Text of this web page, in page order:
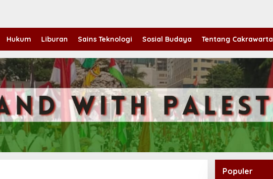
Hukum Liburan Sains Teknologi Sosial Budaya Tentang Cakrawarta
Populer